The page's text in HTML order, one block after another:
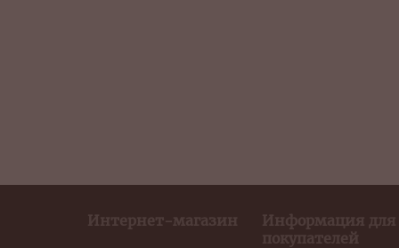
Интернет-магазин
Информация для
покупателей